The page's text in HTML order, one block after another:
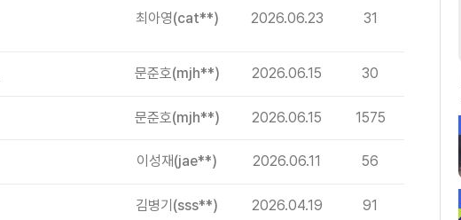
최아영(cat**) 2026.06.23 31
문준호(mjh**) 2026.06.15 30
문준호(mjh**) 2026.06.15 1575
이성재(jae**) 2026.06.11 56
김병기 (sss**) 2026.04.19 91